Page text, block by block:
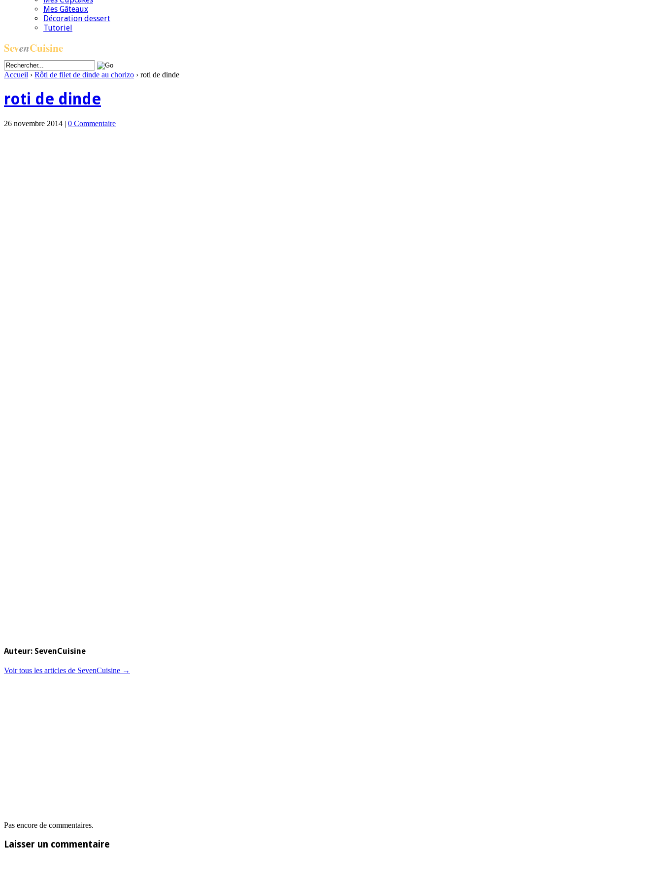
Mes Gâteaux
Décoration dessert
Tutoriel
SevenCuisine
Accueil › Rôti de filet de dinde au chorizo › roti de dinde
roti de dinde
26 novembre 2014 | 0 Commentaire
Auteur: SevenCuisine
Voir tous les articles de SevenCuisine →
Pas encore de commentaires.
Laisser un commentaire